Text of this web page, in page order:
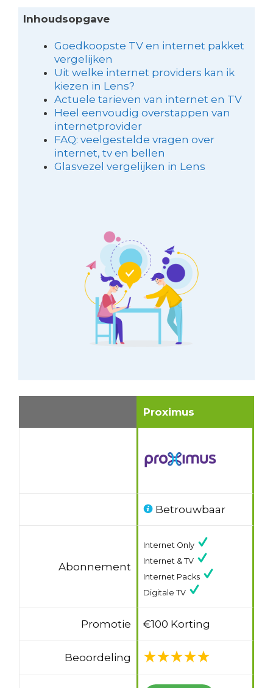
Inhoudsopgave
Goedkoopste TV en internet pakket
vergelijken
Uit welke internet providers kan ik
kiezen in Lens?
Actuele tarieven van internet en TV
Heel eenvoudig overstappen van
internetprovider
FAQ: veelgestelde vragen over
internet, tv en bellen
Glasvezel vergelijken in Lens
Proximus
Betrouwbaar
Abonnement
Internet Only
Internet & TV
Internet Packs
Digitale TV
Promotie €100 Korting
Beoordeling